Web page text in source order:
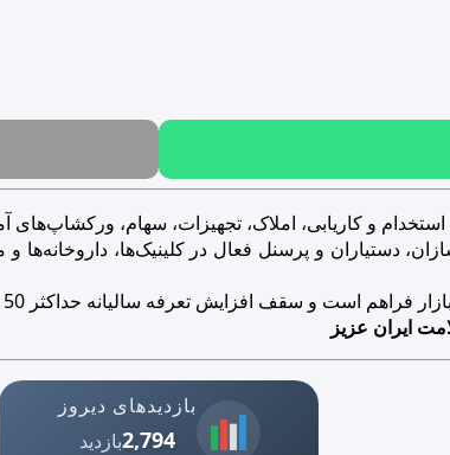
و کاریابی، املاک، تجهیزات، سهام، ورکشاپ‌های
دستیاران و پرسنل فعال در کلینیک‌ها، داروخانه‌ها
است و سقف افزایش تعرفه سالیانه حداکثر 50 درصد خواهد بود.
ایران عزیز
بازدیدهای دیروز
2,794بازدید